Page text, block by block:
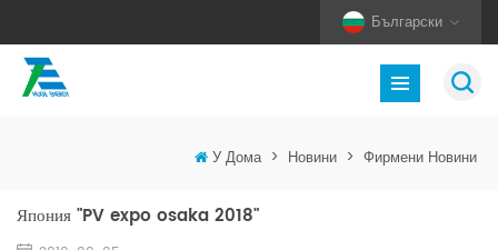
Български
У Дома > Новини > Фирмени Новини
Япония "PV expo osaka 2018"